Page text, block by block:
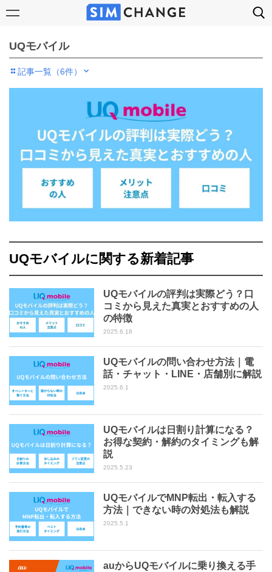
UQモバイル
記事一覧（6件）
UQモバイルに関する新着記事
UQモバイルの評判は実際どう？口
コミから見えた真実とおすすめの人
の特徴
2025.6.18
UQモバイルの問い合わせ方法｜電
話・チャット・LINE・店舗別に解説
2025.6.1
UQモバイルは日割り計算になる？
お得な契約・解約のタイミングも解
説
2025.5.23
UQモバイルでMNP転出・転入する
方法｜できない時の対処法も解説
2025.5.1
auからUQモバイルに乗り換える手